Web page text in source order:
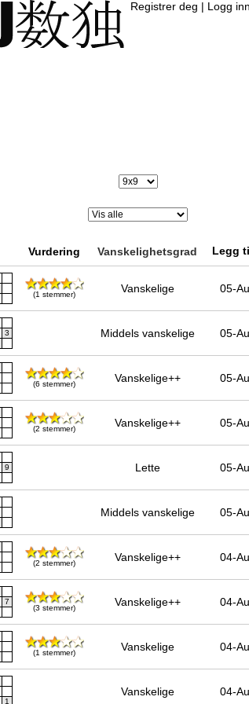
Registrer deg | Logg inn
Vurdering Vanskelighetsgrad Legg
(1 stemmer) Vanskelige 05-
3
Middels vanskelige 05-
(6 stemmer) Vanskelige++ 05-
(2 stemmer) Vanskelige++ 05-
9 Lette 05-
Middels vanskelige 05-
(2 stemmer) Vanskelige++ 04-
7
(3 stemmer) Vanskelige++ 04-
(1 stemmer) Vanskelige 04-
1
Vanskelige 04-